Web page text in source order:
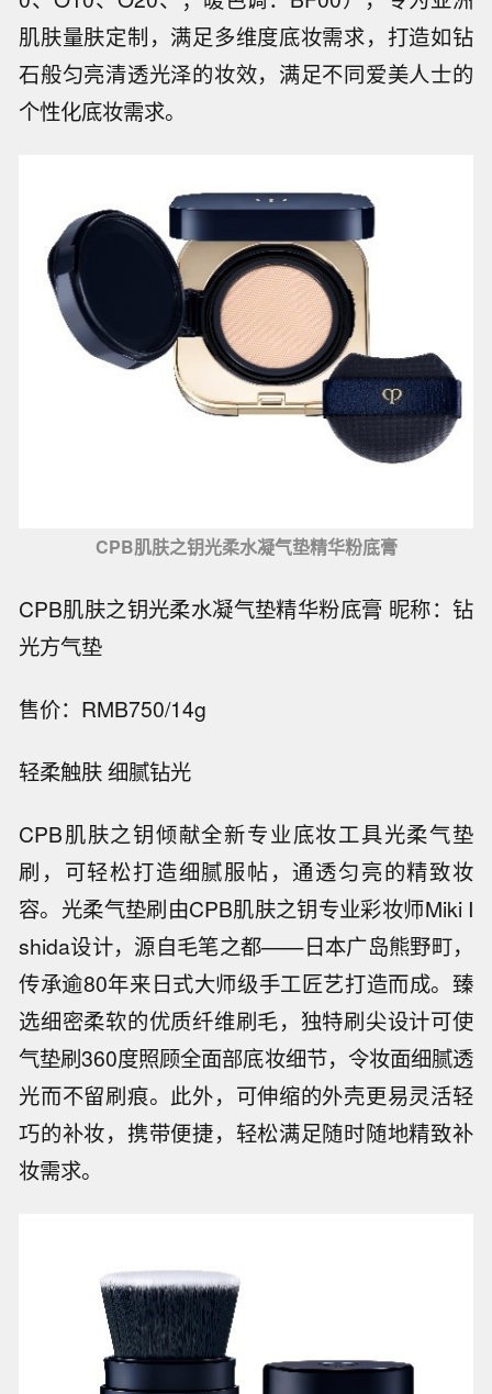
肌肤量肤定制，满足多维度底妆需求，打造如钻
石般匀亮清透光泽的妆效，满足不同爱美人士的
个性化底妆需求。
CPB肌肤之钥光柔水凝气垫精华粉底膏
CPB肌肤之钥光柔水凝气垫精华粉底膏 昵称：钻
光方气垫
售价：RMB750/14g
轻柔触肤 细腻钻光
CPB肌肤之钥倾献全新专业底妆工具光柔气垫
刷，可轻松打造细腻服帖，通透匀亮的精致妆
容。光柔气垫刷由CPB肌肤之钥专业彩妆师Miki I
shida设计，源自毛笔之都——日本广岛熊野町，
传承逾80年来日式大师级手工匠艺打造而成。臻
选细密柔软的优质纤维刷毛，独特刷尖设计可使
气垫刷360度照顾全面部底妆细节，令妆面细腻透
光而不留刷痕。此外，可伸缩的外壳更易灵活轻
巧的补妆，携带便捷，轻松满足随时随地精致补
妆需求。